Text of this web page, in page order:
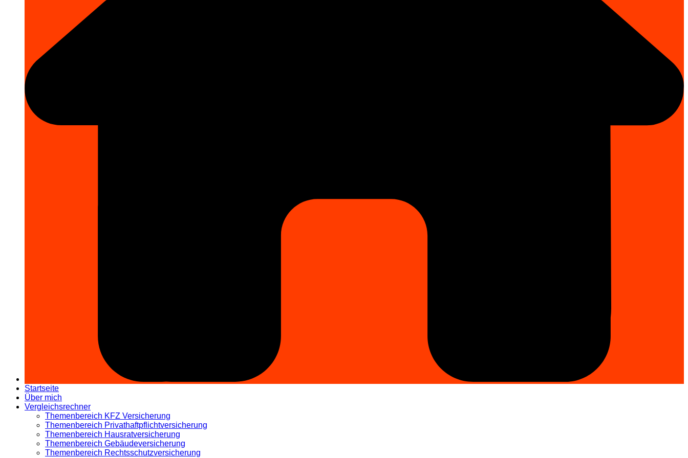
Startseite
Über mich
Vergleichsrechner
Themenbereich KFZ Versicherung
Themenbereich Privathaftpflichtversicherung
Themenbereich Hausratversicherung
Themenbereich Gebäudeversicherung
Themenbereich Rechtsschutzversicherung